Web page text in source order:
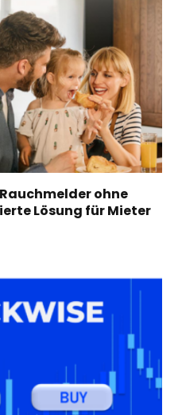
ohne
Lösung für Mieter